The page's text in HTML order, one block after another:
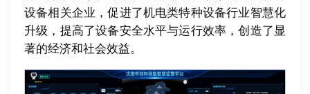
设备相关企业，促进了机电类特种设备行业智慧化
升级，提高了设备安全水平与运行效率，创造了显
著的经济和社会效益。